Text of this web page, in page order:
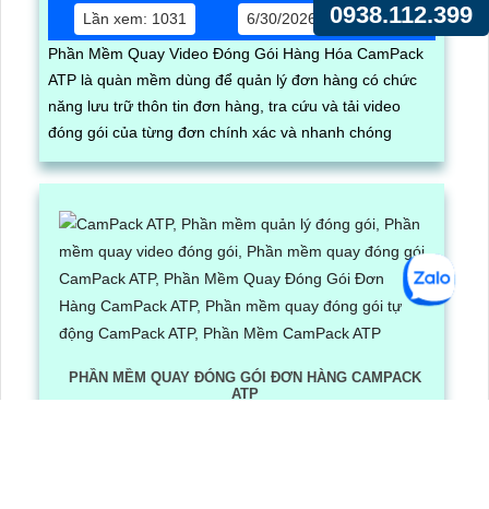
Lần xem: 1031
6/30/2026 5:17:03 PM
Phần Mềm Quay Video Đóng Gói Hàng Hóa CamPack
ATP là quàn mềm dùng để quản lý đơn hàng có chức
năng lưu trữ thôn tin đơn hàng, tra cứu và tải video
đóng gói của từng đơn chính xác và nhanh chóng
PHẦN MỀM QUAY ĐÓNG GÓI ĐƠN HÀNG CAMPACK
ATP
0938.112.399